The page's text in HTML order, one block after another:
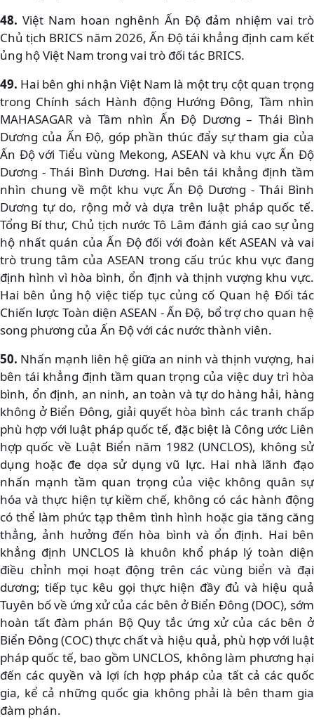
48. Việt Nam hoan nghênh Ấn Độ đảm nhiệm vai trò
Chủ tịch BRICS năm 2026, Ấn Độ tái khẳng định cam kết
ủng hộ Việt Nam trong vai trò đối tác BRICS.
49. Hai bên ghi nhận Việt Nam là một trụ cột quan trọng
trong Chính sách Hành động Hướng Đông, Tầm nhìn
MAHASAGAR và Tầm nhìn Ấn Độ Dương – Thái Bình
Dương của Ấn Độ, góp phần thúc đẩy sự tham gia của
Ấn Độ với Tiểu vùng Mekong, ASEAN và khu vực Ấn Độ
Dương - Thái Bình Dương. Hai bên tái khẳng định tầm
nhìn chung về một khu vực Ấn Độ Dương - Thái Bình
Dương tự do, rộng mở và dựa trên luật pháp quốc tế.
Tổng Bí thư, Chủ tịch nước Tô Lâm đánh giá cao sự ủng
hộ nhất quán của Ấn Độ đối với đoàn kết ASEAN và vai
trò trung tâm của ASEAN trong cấu trúc khu vực đang
định hình vì hòa bình, ổn định và thịnh vượng khu vực.
Hai bên ủng hộ việc tiếp tục củng cố Quan hệ Đối tác
Chiến lược Toàn diện ASEAN - Ấn Độ, bổ trợ cho quan hệ
song phương của Ấn Độ với các nước thành viên.
50. Nhấn mạnh liên hệ giữa an ninh và thịnh vượng, hai
bên tái khẳng định tầm quan trọng của việc duy trì hòa
bình, ổn định, an ninh, an toàn và tự do hàng hải, hàng
không ở Biển Đông, giải quyết hòa bình các tranh chấp
phù hợp với luật pháp quốc tế, đặc biệt là Công ước Liên
hợp quốc về Luật Biển năm 1982 (UNCLOS), không sử
dụng hoặc đe dọa sử dụng vũ lực. Hai nhà lãnh đạo
nhấn mạnh tầm quan trọng của việc không quân sự
hóa và thực hiện tự kiềm chế, không có các hành động
có thể làm phức tạp thêm tình hình hoặc gia tăng căng
thẳng, ảnh hưởng đến hòa bình và ổn định. Hai bên
khẳng định UNCLOS là khuôn khổ pháp lý toàn diện
điều chỉnh mọi hoạt động trên các vùng biển và đại
dương; tiếp tục kêu gọi thực hiện đầy đủ và hiệu quả
Tuyên bố về ứng xử của các bên ở Biển Đông (DOC), sớm
hoàn tất đàm phán Bộ Quy tắc ứng xử của các bên ở
Biển Đông (COC) thực chất và hiệu quả, phù hợp với luật
pháp quốc tế, bao gồm UNCLOS, không làm phương hại
đến các quyền và lợi ích hợp pháp của tất cả các quốc
gia, kể cả những quốc gia không phải là bên tham gia
đàm phán.